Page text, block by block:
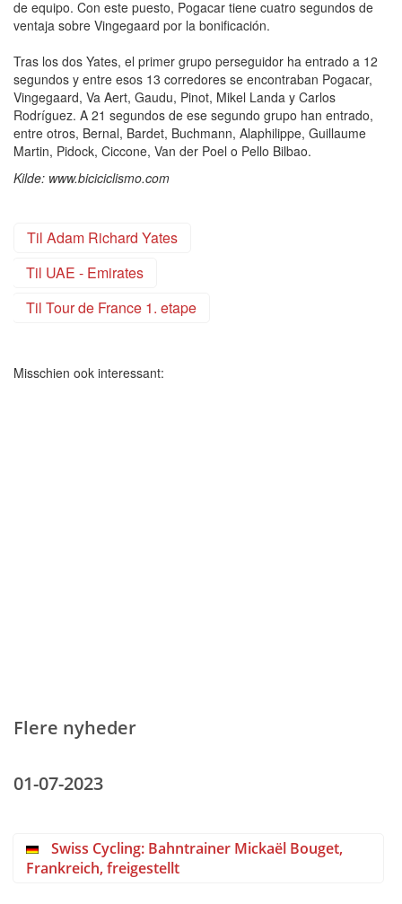
de equipo. Con este puesto, Pogacar tiene cuatro segundos de
ventaja sobre Vingegaard por la bonificación.
Tras los dos Yates, el primer grupo perseguidor ha entrado a 12
segundos y entre esos 13 corredores se encontraban Pogacar,
Vingegaard, Va Aert, Gaudu, Pinot, Mikel Landa y Carlos
Rodríguez. A 21 segundos de ese segundo grupo han entrado,
entre otros, Bernal, Bardet, Buchmann, Alaphilippe, Guillaume
Martin, Pidock, Ciccone, Van der Poel o Pello Bilbao.
Kilde: www.biciciclismo.com
Til Adam Richard Yates
Til UAE - Emirates
Til Tour de France 1. etape
Misschien ook interessant:
Flere nyheder
01-07-2023
Swiss Cycling: Bahntrainer Mickaël Bouget,
Frankreich, freigestellt